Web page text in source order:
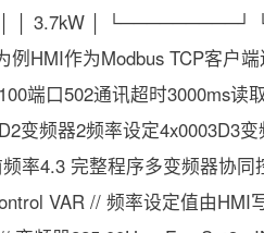
│ │ 3.7kW │
例HMI作为Modbus TCP客户
端口502通讯超时3000ms
变频器2频率设定4x0003D3
率4.3 完整程序多变频器协
VAR // 频率设定值由